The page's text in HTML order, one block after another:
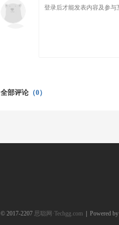
全部评论 （0）
© 2017-2207 思聪网·Techgg.com Powered by